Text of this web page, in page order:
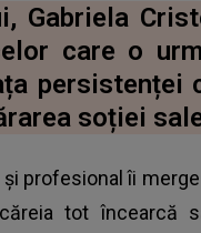
Gabriela
care o
persistenței
soției
profesional îi
tot încearcă